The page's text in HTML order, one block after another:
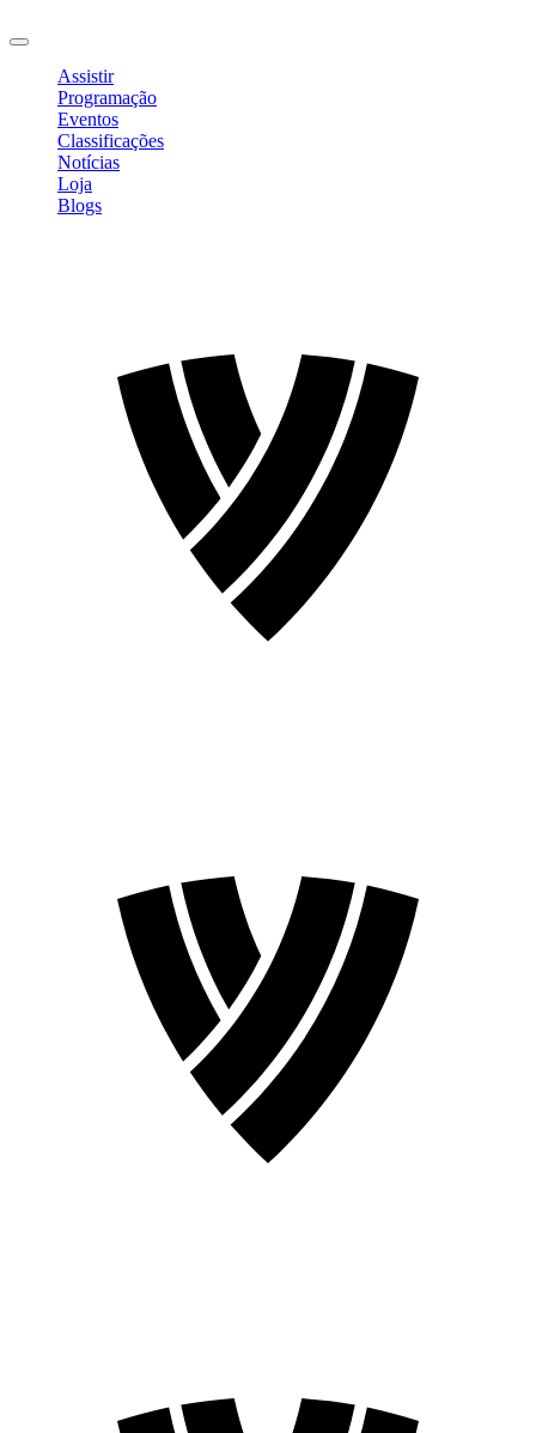
Assistir
Programação
Eventos
Classificações
Notícias
Loja
Blogs